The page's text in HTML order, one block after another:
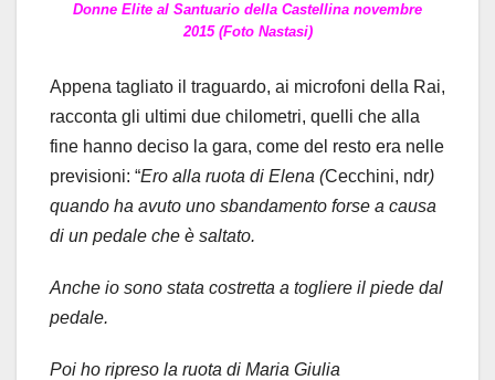
Donne Elite al Santuario della Castellina novembre
2015 (Foto Nastasi)
Appena tagliato il traguardo, ai microfoni della Rai,
racconta gli ultimi due chilometri, quelli che alla
fine hanno deciso la gara, come del resto era nelle
previsioni: “Ero alla ruota di Elena (Cecchini, ndr)
quando ha avuto uno sbandamento forse a causa
di un pedale che è saltato.
Anche io sono stata costretta a togliere il piede dal
pedale.
Poi ho ripreso la ruota di Maria Giulia